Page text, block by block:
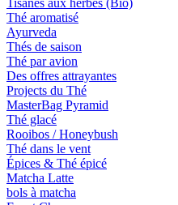
Tisanes aux herbes (Bio)
Thé aromatisé
Ayurveda
Thés de saison
Thé par avion
Des offres attrayantes
Projects du Thé
MasterBag Pyramid
Thé glacé
Rooibos / Honeybush
Thé dans le vent
Épices & Thé épicé
Matcha Latte
bols à matcha